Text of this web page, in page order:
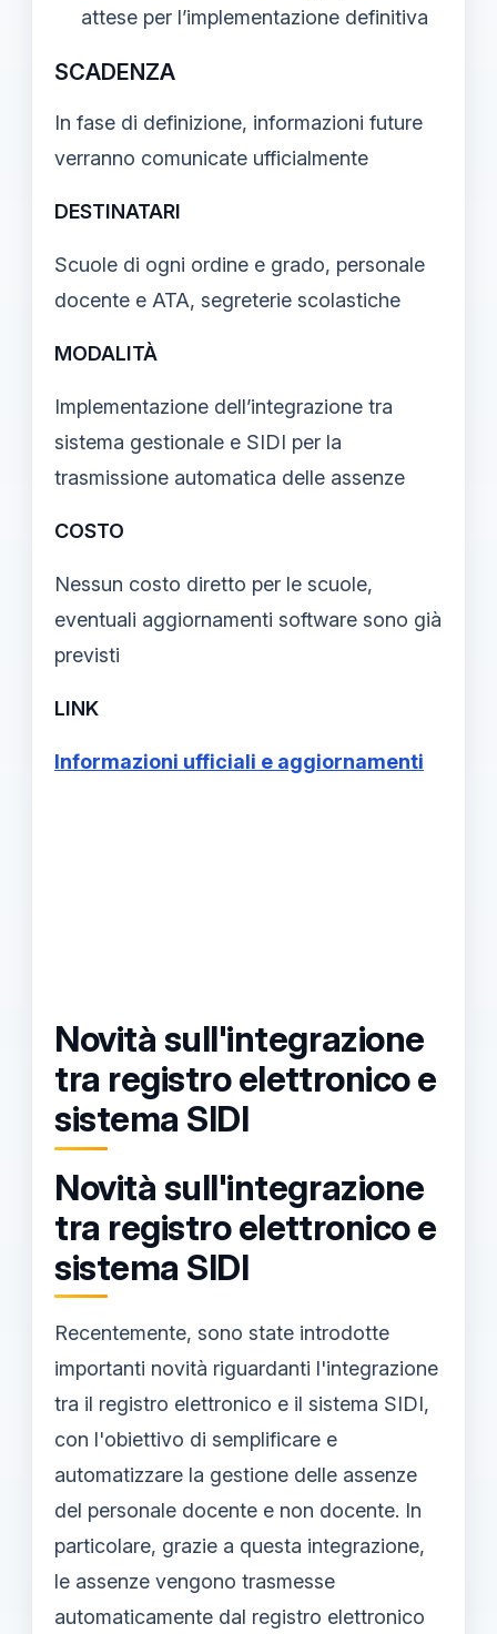
attese per l’implementazione definitiva
SCADENZA
In fase di definizione, informazioni future
verranno comunicate ufficialmente
DESTINATARI
Scuole di ogni ordine e grado, personale
docente e ATA, segreterie scolastiche
MODALITÀ
Implementazione dell’integrazione tra
sistema gestionale e SIDI per la
trasmissione automatica delle assenze
COSTO
Nessun costo diretto per le scuole,
eventuali aggiornamenti software sono già
previsti
LINK
Informazioni ufficiali e aggiornamenti
Novità sull'integrazione
tra registro elettronico e
sistema SIDI
Novità sull'integrazione
tra registro elettronico e
sistema SIDI
Recentemente, sono state introdotte
importanti novità riguardanti l'integrazione
tra il registro elettronico e il sistema SIDI,
con l'obiettivo di semplificare e
automatizzare la gestione delle assenze
del personale docente e non docente. In
particolare, grazie a questa integrazione,
le assenze vengono trasmesse
automaticamente dal registro elettronico